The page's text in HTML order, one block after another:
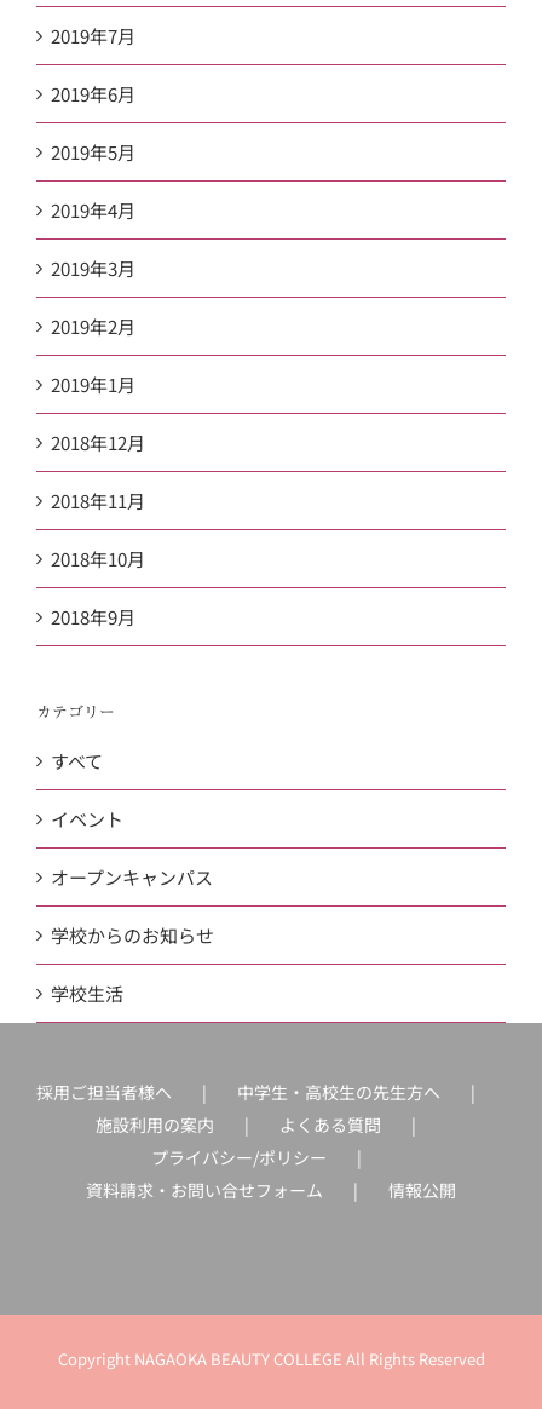
2019年7月
2019年6月
2019年5月
2019年4月
2019年3月
2019年2月
2019年1月
2018年12月
2018年11月
2018年10月
2018年9月
カテゴリー
すべて
イベント
オープンキャンパス
学校からのお知らせ
学校生活
採用ご担当者様へ
中学生・高校生の先生方へ
施設利用の案内
よくある質問
プライバシー/ポリシー
資料請求・お問い合せフォーム
情報公開
Copyright NAGAOKA BEAUTY COLLEGE All Rights Reserved